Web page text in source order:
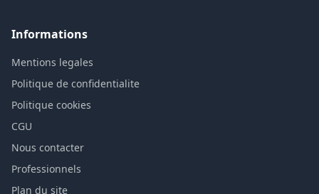
Informations
Mentions legales
Politique de confidentialite
Politique cookies
CGU
Nous contacter
Professionnels
Plan du site